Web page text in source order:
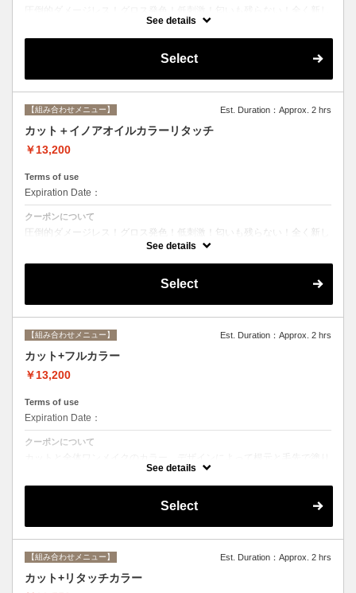
い処方のイノアオイルカラーのセットメニュー☆
See details
Select
【組み合わせメニュー】 Est. Duration：Approx. 2 hrs
カット＋イノアオイルカラーリタッチ
￥13,200
Terms of use
Expiration Date：
クーポンについて
圧倒的ダメージレス！グロス発色！低刺激！匂いも残らない！全く新し
い処方のイノアオイルカラーのセットメニュー☆ ※根元２ｃｍまでの
See details
Select
【組み合わせメニュー】 Est. Duration：Approx. 2 hrs
カット+フルカラー
￥13,200
Terms of use
Expiration Date：
クーポンについて
分けて綺麗に染め上げます。シャンプー、ブロー込み
See details
Select
【組み合わせメニュー】 Est. Duration：Approx. 2 hrs
カット+リタッチカラー